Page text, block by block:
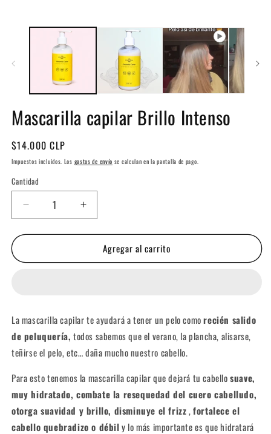
Mascarilla capilar Brillo Intenso
Precio
habitual
$14.000 CLP
Impuestos incluidos. Los gastos de envío se calculan en la pantalla de pago.
Cantidad
Cantidad
Reducir
cantidad
para
capilar
Aumentar
cantidad
para
Mascarilla
capilar
Agregar al carrito
La mascarilla capilar te ayudará a tener un pelo comorecién salido
de peluquería, todos sabemos que el verano, la plancha, alisarse,
teñirse el pelo, etc… daña mucho nuestro cabello.
Para esto tenemos la mascarilla capilar que dejará tu cabellosuave,
muy hidratado, combate la resequedad del cuero cabelludo,
otorga suavidad y brillo, disminuye el frizz,fortalece el
cabello quebradizo o débily lo más importante es que hidratará